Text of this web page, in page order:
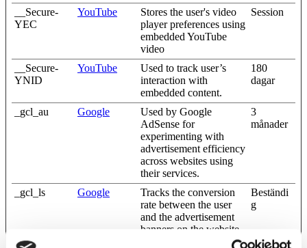
__Secure-
YEC
YouTube
Stores the user's video
player preferences using
embedded YouTube
video
Session
__Secure-
YNID
YouTube
Used to track user’s
interaction with
embedded content.
180
dagar
_gcl_au Google
Used by Google
AdSense for
experimenting with
advertisement efficiency
across websites using
their services.
3
månader
_gcl_ls Google
Tracks the conversion
rate between the user
and the advertisement
banners on the website -
This serves to optimise
Beständi
g